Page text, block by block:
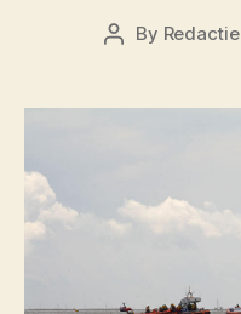
Post
By Redactie